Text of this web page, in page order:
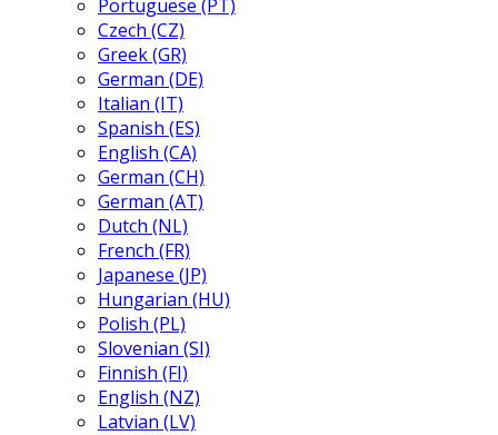
Portuguese (PT)
Czech (CZ)
Greek (GR)
German (DE)
Italian (IT)
Spanish (ES)
English (CA)
German (CH)
German (AT)
Dutch (NL)
French (FR)
Japanese (JP)
Hungarian (HU)
Polish (PL)
Slovenian (SI)
Finnish (FI)
English (NZ)
Latvian (LV)